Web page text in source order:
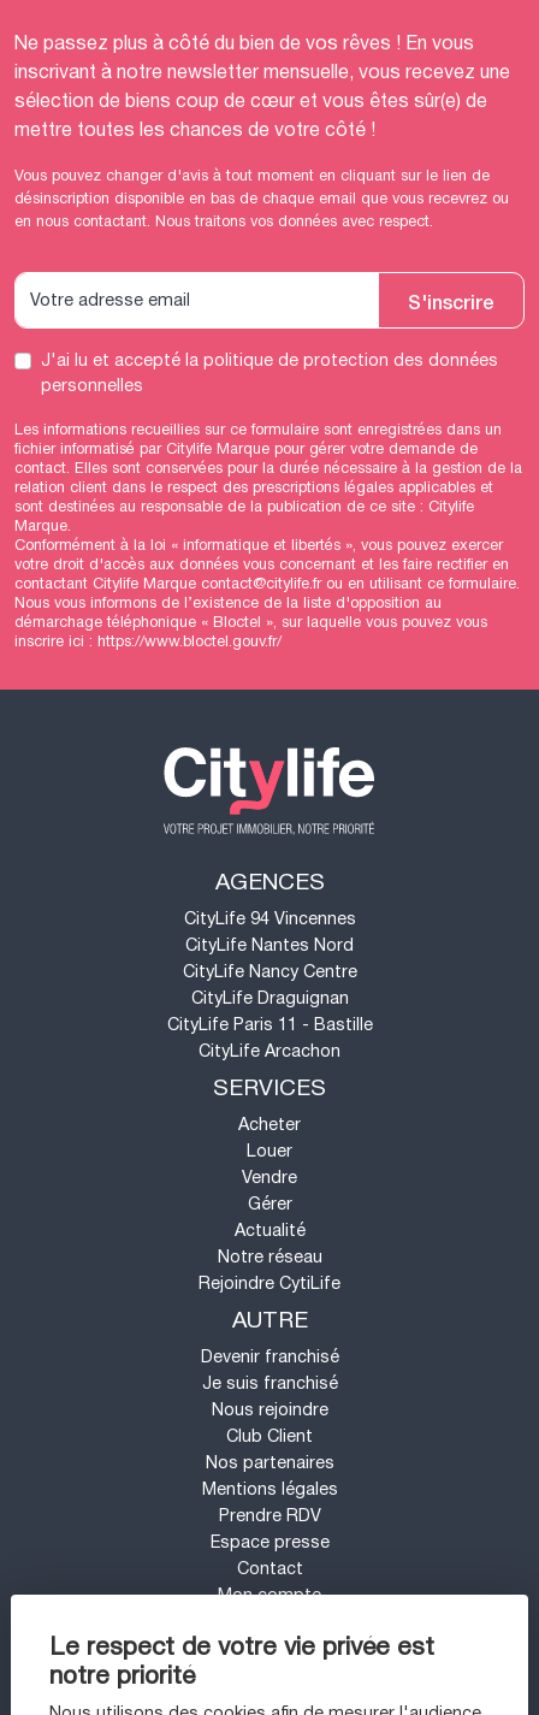
Le respect de votre vie privée est
notre priorité
Ne passez plus à côté du bien de vos rêves ! En vous
inscrivant à notre newsletter mensuelle, vous recevez une
sélection de biens coup de cœur et vous êtes sûr(e) de
mettre toutes les chances de votre côté !
Vous pouvez changer d'avis à tout moment en cliquant sur le lien de
désinscription disponible en bas de chaque email que vous recevrez ou
en nous contactant. Nous traitons vos données avec respect.
S'inscrire
J'ai lu et acceptéla politique de protection des données
personnelles
Les informations recueillies sur ce formulaire sont enregistrées dans un
fichier informatisé par Citylife Marque pour gérer votre demande de
contact. Elles sont conservées pour la durée nécessaire à la gestion de la
relation client dans le respect des prescriptions légales applicables et
sont destinées au responsable de la publication de ce site : Citylife
Marque.
Conformément à la loi « informatique et libertés », vous pouvez exercer
votre droit d'accès aux données vous concernant et les faire rectifier en
contactant Citylife Marque contact@citylife.fr ou en utilisant ce formulaire.
Nous vous informons de l’existence de la liste d'opposition au
démarchage téléphonique « Bloctel », sur laquelle vous pouvez vous
inscrire ici : https://www.bloctel.gouv.fr/
AGENCES
CityLife 94 Vincennes
CityLife Nantes Nord
CityLife Nancy Centre
CityLife Draguignan
CityLife Paris 11 - Bastille
CityLife Arcachon
SERVICES
Acheter
Louer
Vendre
Gérer
Actualité
Notre réseau
Rejoindre CytiLife
AUTRE
Devenir franchisé
Je suis franchisé
Nous rejoindre
Club Client
Nos partenaires
Mentions légales
Prendre RDV
Espace presse
Contact
Mon compte
UN PROJET IMMOBILIER SUR LE SECTEUR
DE 94 - VINCENNES ?